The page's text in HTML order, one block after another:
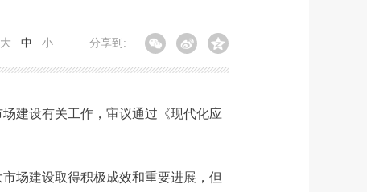
分享到:
大 中 小
建设有关工作，审议通过《现代化应
场建设取得积极成效和重要进展，但